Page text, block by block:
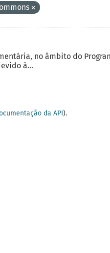
no âmbito do
à...
da API).